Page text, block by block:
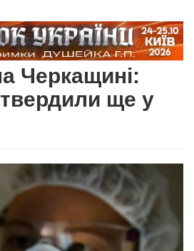
Черкащині:
ще у